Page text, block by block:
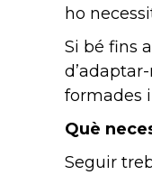
ho
Si bé fins
formades
Què
Seguir